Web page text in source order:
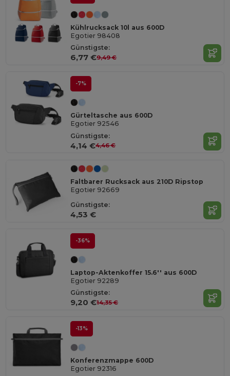
Kühlrucksack 10l aus 600D
Egotier 98408
Günstigste:
6,77 €9,49 €
-7%
Gürteltasche aus 600D
Egotier 92546
Günstigste:
4,14 €4,46 €
Faltbarer Rucksack aus 210D Ripstop
Egotier 92669
Günstigste:
4,53 €
-36%
Laptop-Aktenkoffer 15.6'' aus 600D
Egotier 92289
Günstigste:
9,20 €14,35 €
-13%
Konferenzmappe 600D
Egotier 92316